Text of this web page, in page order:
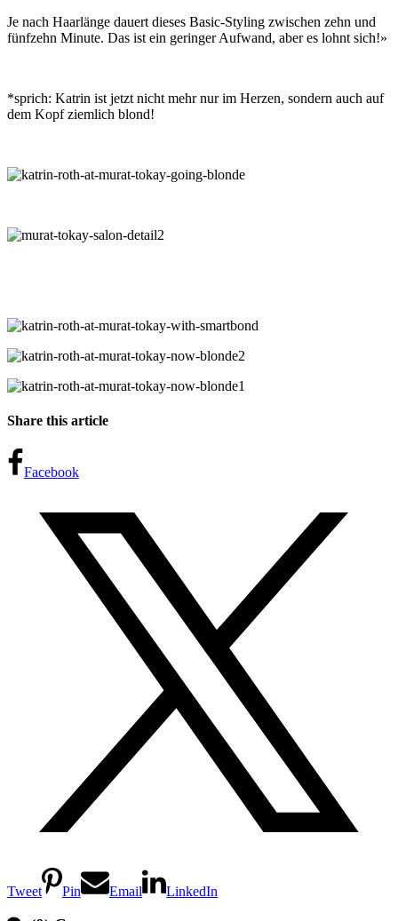
Je nach Haarlänge dauert dieses Basic-Styling zwischen zehn und
fünfzehn Minute. Das ist ein geringer Aufwand, aber es lohnt sich!»
*sprich: Katrin ist jetzt nicht mehr nur im Herzen, sondern auch auf
dem Kopf ziemlich blond!
Share this article
Facebook
Tweet Pin Email LinkedIn